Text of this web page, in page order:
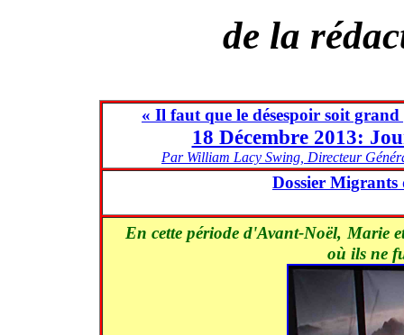
de la
« Il faut que le désespoir soit
18 Décembre 2013:
Par William Lacy Swing, Directeur
Dossier
En cette période d'Avant-Noël, Marie
où ils ne